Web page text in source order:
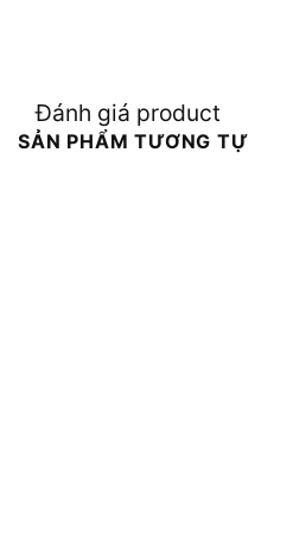
Đánh giá product
SẢN PHẨM TƯƠNG TỰ